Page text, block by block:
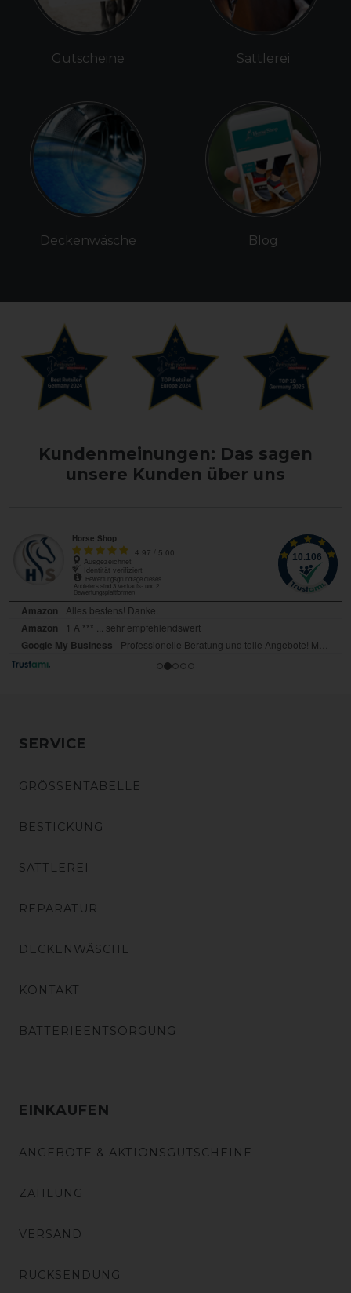
Gutscheine
Deckenwäsche
Sattlerei
Blog
Kundenmeinungen: Das sagen
unsere Kunden über uns
SERVICE
GRÖSSENTABELLE
BESTICKUNG
SATTLEREI
REPARATUR
DECKENWÄSCHE
KONTAKT
BATTERIEENTSORGUNG
EINKAUFEN
ANGEBOTE & AKTIONSGUTSCHEINE
ZAHLUNG
VERSAND
RÜCKSENDUNG